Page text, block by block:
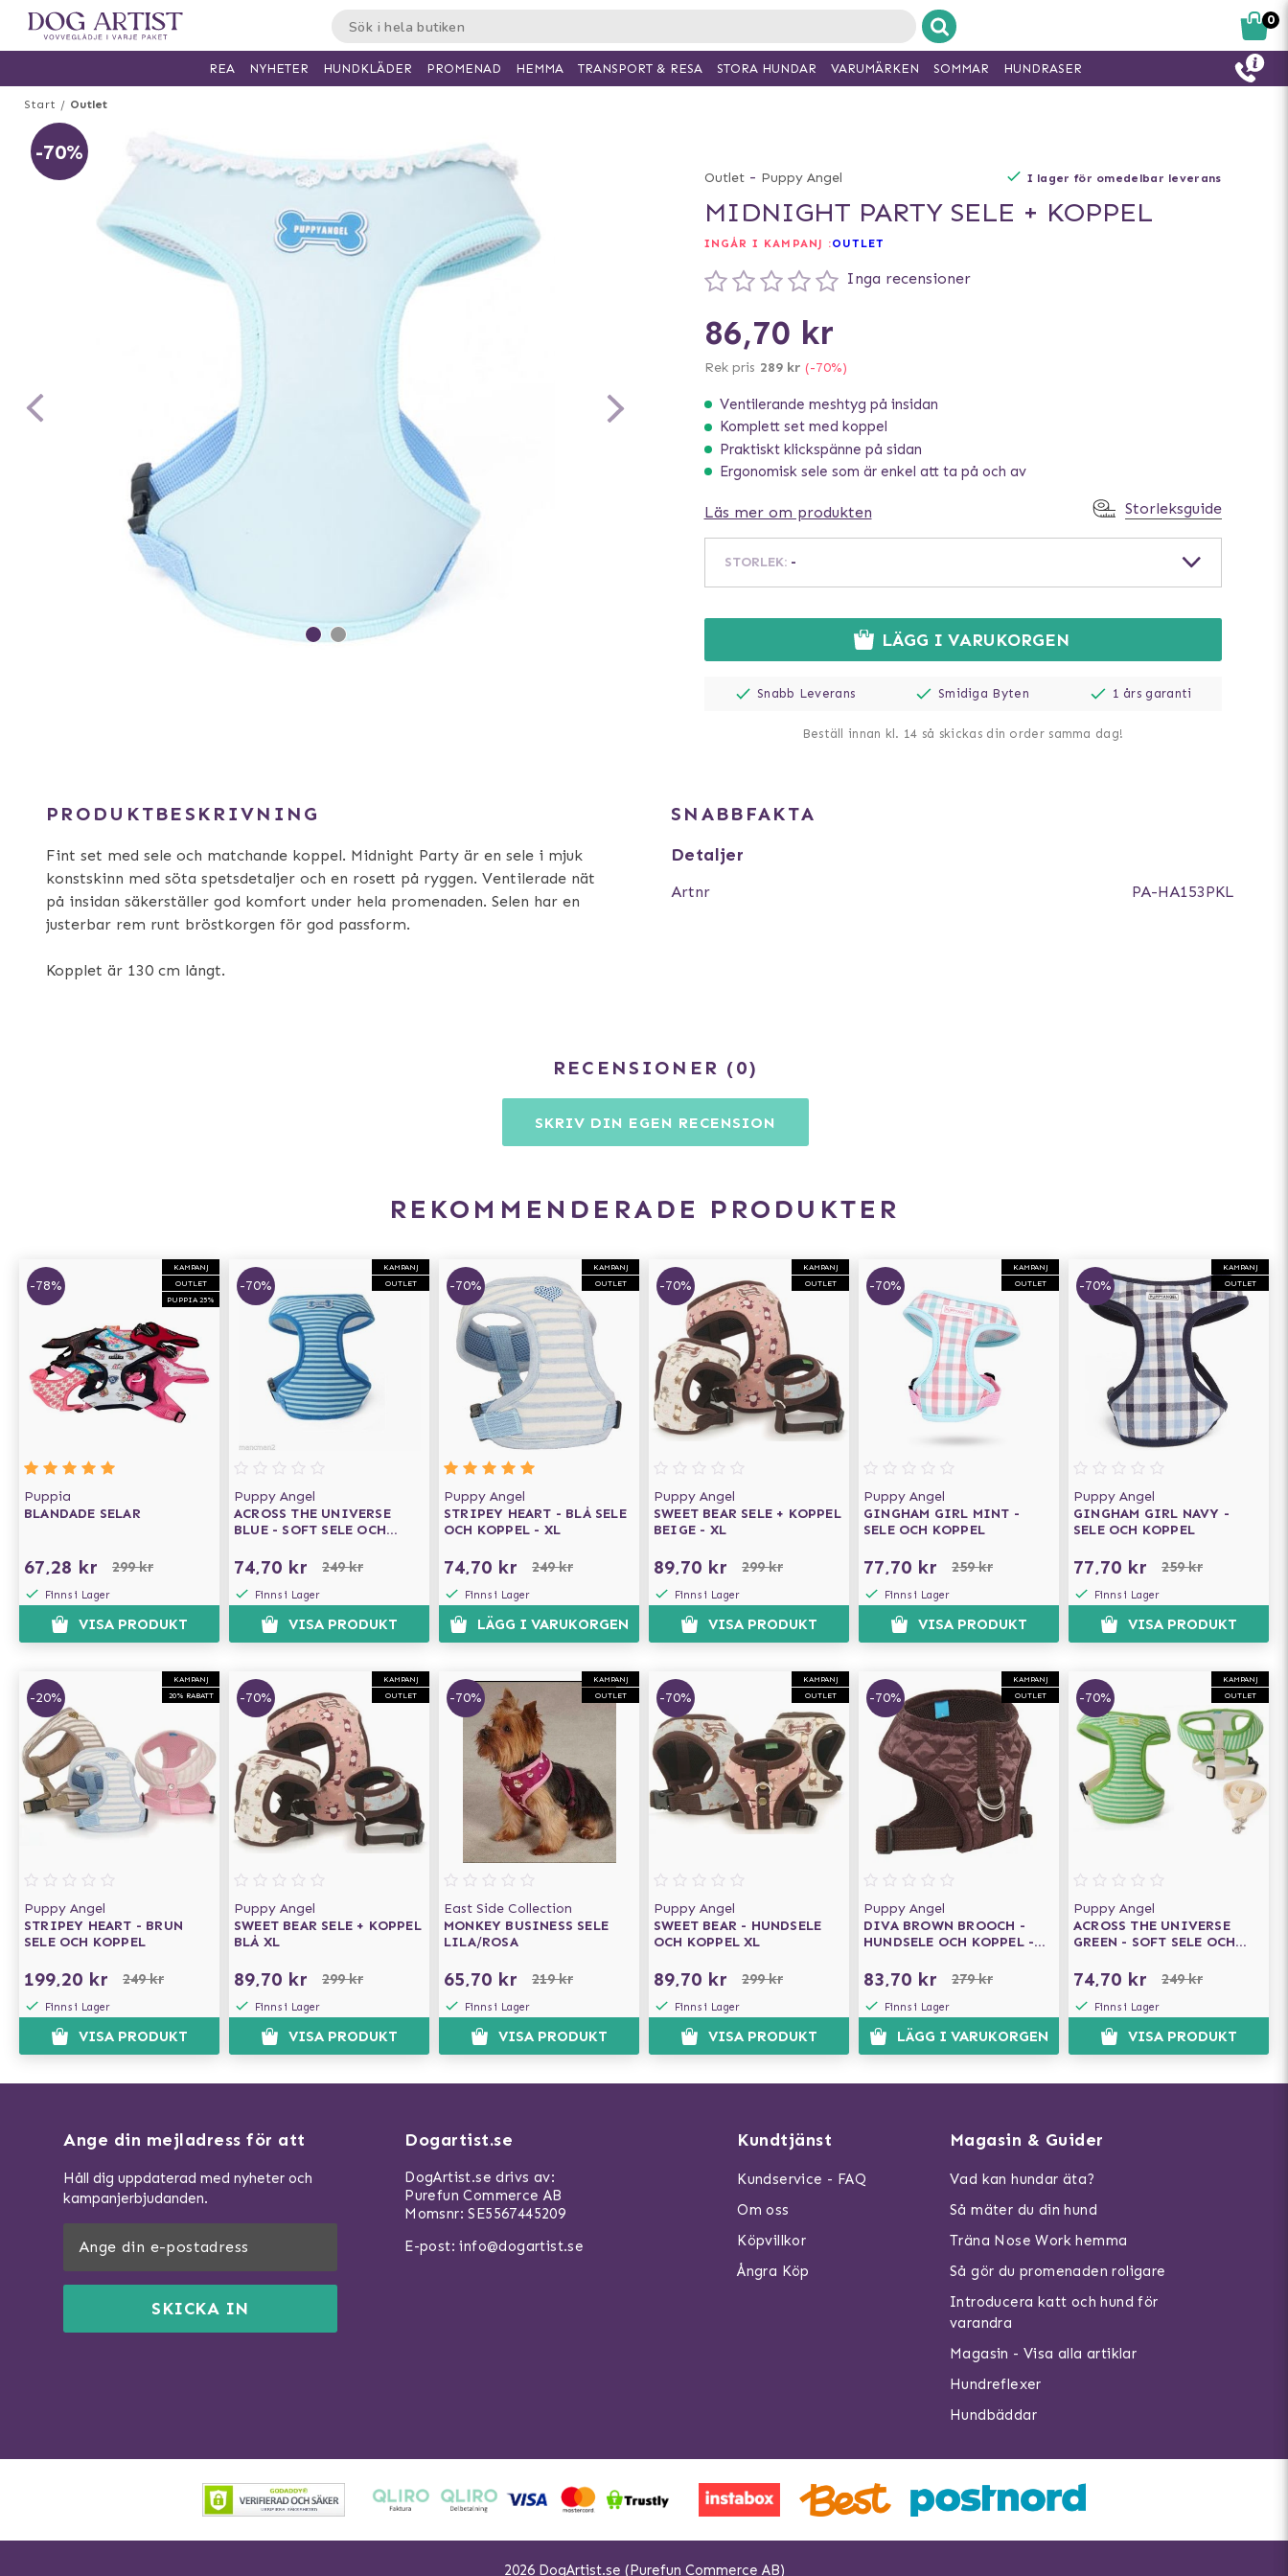
Start Outlet
-70%
Outlet - Puppy Angel I lager för omedelbar leverans
MIDNIGHT PARTY SELE + KOPPEL
INGÅR I KAMPANJ :OUTLET
Inga recensioner
86,70 kr
Rek pris 289 kr (-70%)
Ventilerande meshtyg på insidan
Komplett set med koppel
Praktiskt klickspänne på sidan
Ergonomisk sele som är enkel att ta på och av
Läs mer om produkten Storleksguide
STORLEK: -
LÄGG I VARUKORGEN
Snabb Leverans Smidiga Byten 1 års garanti
Beställ innan kl. 14 så skickas din order samma dag!
PRODUKTBESKRIVNING
Fint set med sele och matchande koppel. Midnight Party är en sele i mjuk
konstskinn med söta spetsdetaljer och en rosett på ryggen. Ventilerade nät
på insidan säkerställer god komfort under hela promenaden. Selen har en
justerbar rem runt bröstkorgen för god passform.
Kopplet är 130 cm långt.
SNABBFAKTA
Detaljer
Artnr PA-HA153PKL
RECENSIONER 0
SKRIV DIN EGEN RECENSION
REKOMMENDERADE PRODUKTER
KAMPANJ
OUTLET
PUPPIA 25%
-78%
Puppia
BLANDADE SELAR
67,28 kr 299 kr
Finns i Lager
VISA PRODUKT
KAMPANJ
OUTLET
-70%
Puppy Angel
ACROSS THE UNIVERSE
BLUE - SOFT SELE OCH
74,70 kr 249 kr
Finns i Lager
VISA PRODUKT
KAMPANJ
OUTLET
-70%
Puppy Angel
STRIPEY HEART - BLÅ SELE
OCH KOPPEL - XL
74,70 kr 249 kr
Finns i Lager
LÄGG I VARUKORGEN
KAMPANJ
OUTLET
-70%
Puppy Angel
SWEET BEAR SELE + KOPPEL
BEIGE - XL
89,70 kr 299 kr
Finns i Lager
VISA PRODUKT
KAMPANJ
OUTLET
-70%
Puppy Angel
GINGHAM GIRL MINT -
SELE OCH KOPPEL
77,70 kr 259 kr
Finns i Lager
VISA PRODUKT
KAMPANJ
OUTLET
-70%
Puppy Angel
GINGHAM GIRL NAVY -
SELE OCH KOPPEL
77,70 kr 259 kr
Finns i Lager
VISA PRODUKT
KAMPANJ
20% RABATT
-20%
Puppy Angel
STRIPEY HEART - BRUN
SELE OCH KOPPEL
199,20 kr 249 kr
Finns i Lager
VISA PRODUKT
KAMPANJ
OUTLET
-70%
Puppy Angel
SWEET BEAR SELE + KOPPEL
BLÅ XL
89,70 kr 299 kr
Finns i Lager
VISA PRODUKT
KAMPANJ
OUTLET
-70%
East Side Collection
MONKEY BUSINESS SELE
LILA/ROSA
65,70 kr 219 kr
Finns i Lager
VISA PRODUKT
KAMPANJ
OUTLET
-70%
Puppy Angel
SWEET BEAR - HUNDSELE
OCH KOPPEL XL
89,70 kr 299 kr
Finns i Lager
VISA PRODUKT
KAMPANJ
OUTLET
-70%
Puppy Angel
DIVA BROWN BROOCH -
HUNDSELE OCH KOPPEL -
83,70 kr 279 kr
Finns i Lager
LÄGG I VARUKORGEN
KAMPANJ
OUTLET
-70%
Puppy Angel
ACROSS THE UNIVERSE
GREEN - SOFT SELE OCH
74,70 kr 249 kr
Finns i Lager
VISA PRODUKT
0
REA NYHETER HUNDKLÄDER PROMENAD HEMMA TRANSPORT & RESA STORA HUNDAR VARUMÄRKEN SOMMAR HUNDRASER
Ange din mejladress för att
Håll dig uppdaterad med nyheter och
kampanjerbjudanden.
SKICKA IN
Dogartist.se
DogArtist.se drivs av:
Purefun Commerce AB
Momsnr: SE5567445209
E-post:info@dogartist.se
Kundtjänst
Kundservice - FAQ
Om oss
Köpvillkor
Ångra Köp
Magasin & Guider
Vad kan hundar äta?
Så mäter du din hund
Träna Nose Work hemma
Så gör du promenaden roligare
Introducera katt och hund för
varandra
Magasin - Visa alla artiklar
Hundreflexer
Hundbäddar
2026 DogArtist.se (Purefun Commerce AB)